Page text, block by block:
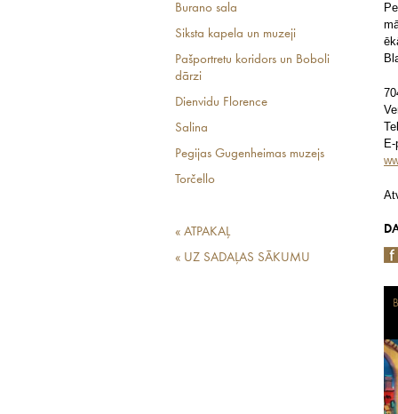
Burano sala
Siksta kapela un muzeji
Pašportretu koridors un Boboli
dārzi
Dienvidu Florence
Salina
Pegijas Gugenheimas muzejs
Torčello
« ATPAKAĻ
« UZ SADAĻAS SĀKUMU